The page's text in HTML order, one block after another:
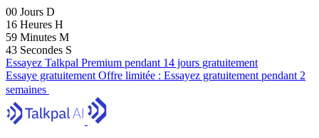
00 Jours D
16 Heures H
59 Minutes M
41 Secondes S
Essayez Talkpal Premium pendant 14 jours gratuitement
Essaye gratuitement Offre limitée : Essayez gratuitement pendant 2
semaines